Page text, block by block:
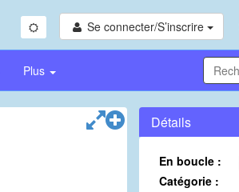
Se connecter/S’inscrire
Plus
Détails
En boucle :
Catégorie :